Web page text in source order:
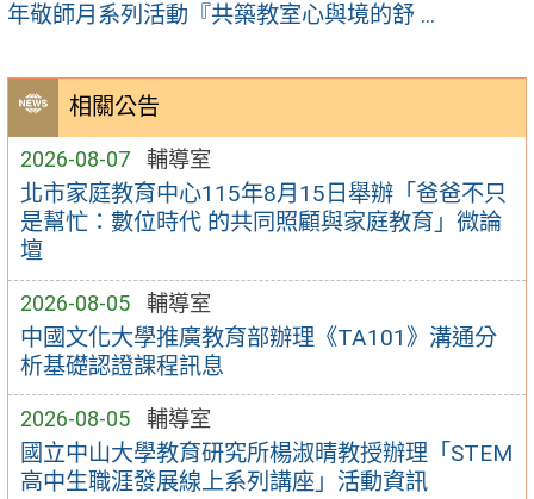
相關公告
2026-08-07 輔導室
北市家庭教育中心115年8月15日舉辦「爸爸不只
是幫忙：數位時代 的共同照顧與家庭教育」微論
壇
2026-08-05 輔導室
中國文化大學推廣教育部辦理《TA101》溝通分
析基礎認證課程訊息
2026-08-05 輔導室
國立中山大學教育研究所楊淑晴教授辦理「STEM
高中生職涯發展線上系列講座」活動資訊
年敬師月系列活動『共築教室心與境的舒 ...